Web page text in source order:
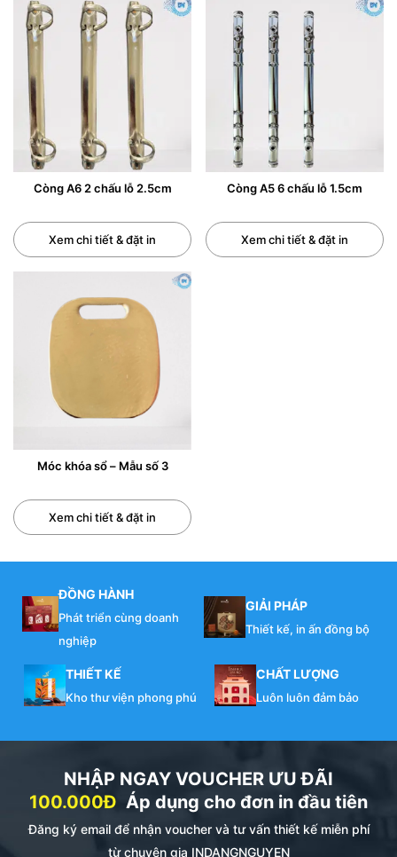
0/5(0 Reviews)
Còng A6 2 chấu lỗ 2.5cm
Xem chi tiết & đặt in
Còng A5 6 chấu lỗ 1.5cm
Xem chi tiết & đặt in
Móc khóa sổ – Mẫu số 3
Xem chi tiết & đặt in
ĐỒNG HÀNH
Phát triển cùng doanh
nghiệp
GIẢI PHÁP
Thiết kế, in ấn đồng bộ
THIẾT KẾ
Kho thư viện phong phú
CHẤT LƯỢNG
Luôn luôn đảm bảo
NHẬP NGAY VOUCHER ƯU ĐÃI
100.000Đ Áp dụng cho đơn in đầu tiên
Đăng ký email để nhận voucher và tư vấn thiết kế miễn phí
từ chuyên gia INDANGNGUYEN